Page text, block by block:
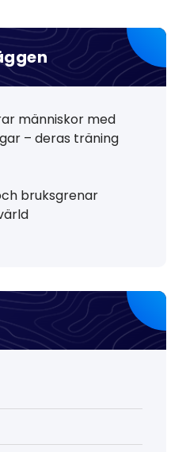
människor med
– deras träning
bruksgrenar